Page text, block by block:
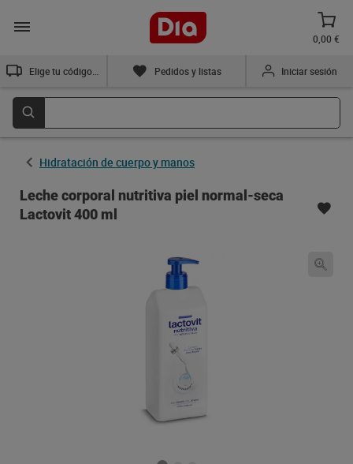
0,00 €
Pedidos y listas Iniciar sesión
Hidratación de cuerpo y manos
Leche corporal nutritiva piel normal-seca
Lactovit 400 ml